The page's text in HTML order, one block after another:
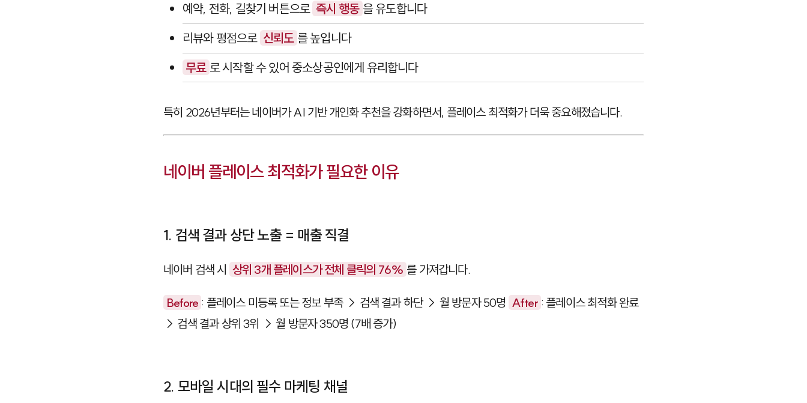
예약, 전화, 길찾기 버튼으로 즉시 행동 을 유도합니다
리뷰와 평점으로 신뢰도 를 높입니다
무료 로 시작할 수 있어 중소상공인에게 유리합니다
특히 2026년부터는 네이버가 AI 기반 개인화 추천을 강화하면서, 플레이스 최적화가 더욱 중요해졌습니다.
네이버 플레이스 최적화가 필요한 이유
1. 검색 결과 상단 노출 = 매출 직결
네이버 검색 시 상위 3개 플레이스가 전체 클릭의 76% 를 가져갑니다.
Before : 플레이스 미등록 또는 정보 부족 → 검색 결과 하단 → 월 방문자 50명 After : 플레이스 최적화 완료
→ 검색 결과 상위 3위 → 월 방문자 350명 (7배 증가)
2. 모바일 시대의 필수 마케팅 채널